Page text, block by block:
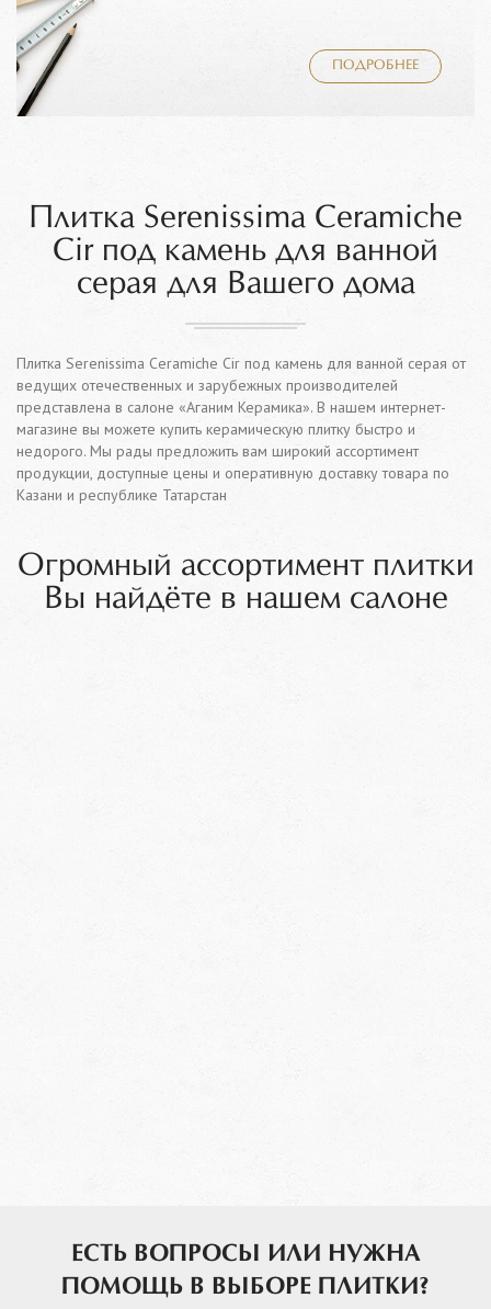
ПОДРОБНЕЕ
Плитка Serenissima Ceramiche
Cir под камень для ванной
серая для Вашего дома
Плитка Serenissima Ceramiche Cir под камень для ванной серая от
ведущих отечественных и зарубежных производителей
представлена в салоне «Аганим Керамика». В нашем интернет-
магазине вы можете купить керамическую плитку быстро и
недорого. Мы рады предложить вам широкий ассортимент
продукции, доступные цены и оперативную доставку товара по
Казани и республике Татарстан
Огромный ассортимент плитки
Вы найдёте в нашем салоне
ЕСТЬ ВОПРОСЫ ИЛИ НУЖНА
ПОМОЩЬ В ВЫБОРЕ ПЛИТКИ?